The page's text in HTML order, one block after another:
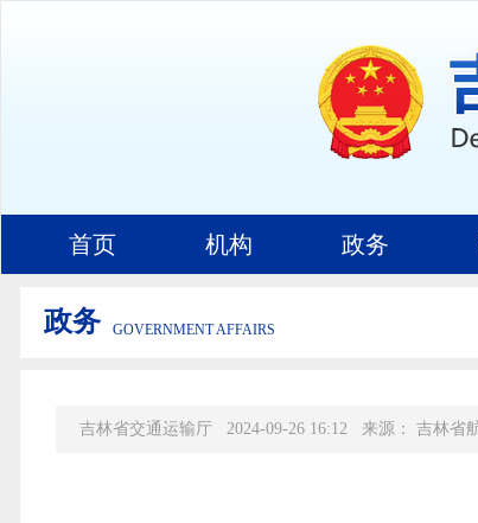
首页 机构 政务
政务 GOVERNMENT AFFAIRS
吉林省交通运输厅 2024-09-26 16:12 来源： 吉林省